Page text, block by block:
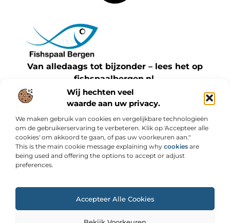
Wij hechten veel
waarde aan uw privacy.
We maken gebruik van cookies en vergelijkbare technologieën
om de gebruikerservaring te verbeteren. Klik op 'Accepteer alle
cookies' om akkoord te gaan, of pas uw voorkeuren aan."
This is the main cookie message explaining why cookies are
being used and offering the options to accept or adjust
preferences.
Accepteer Alle Cookies
Van alledaags tot bijzonder – lees het op
fishspaalbergen.nl.
Ontdek inspirerende blogs en artikelen over
alles wat het dagelijks leven te bieden heeft.
Bericht categorie
Onze informatie
@2025 www.fishspaalbergen.nl. All Right Reserved.